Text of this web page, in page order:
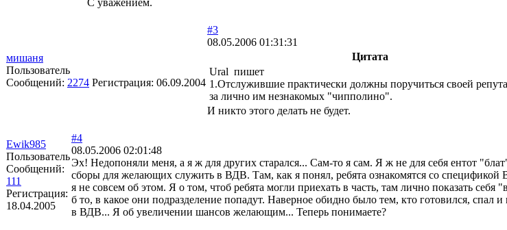
С уважением.
мишаня
Пользователь
Сообщений: 2274 Регистрация: 06.09.2004
#3
08.05.2006 01:31:31
Цитата
Ural пишет
1.Отслужившие практически должны поручиться своей
за лично им незнакомых "чипполино".
И никто этого делать не будет.
Ewik985
Пользователь
Сообщений:
111
Регистрация:
18.04.2005
#4
08.05.2006 02:01:48
Эх! Недопоняли меня, а я ж для других старался... Сам-то я сам. Я ж не для себя ентот
сборы для желающих служить в ВДВ. Там, как я понял, ребята ознакомятся со
я не совсем об этом. Я о том, чтоб ребята могли приехать в часть, там лично показать
б то, в какое они подразделение попадут. Наверное обидно было тем, кто готовился, спал
в ВДВ... Я об увеличении шансов желающим... Теперь понимаете?